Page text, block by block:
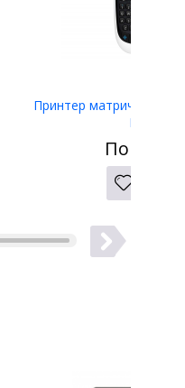
Принтер матричный
LW-400
По